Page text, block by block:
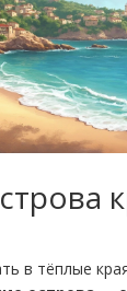
в тёплые